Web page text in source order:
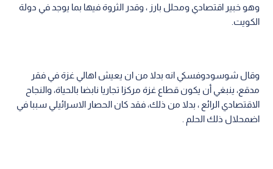
وهو خبير اقتصادي ومحلل بارز ، وقدر الثروة فيها بما يوجد في دولة
الكويت.
وقال شوسودوفسكي انه بدلا من ان يعيش اهالي غزة في فقر
مدقع، ينبغي أن يكون قطاع غزة مركزا تجاريا نابضا بالحياة، والنجاح
الاقتصادي الرائع ، بدلا من ذلك، فقد كان الحصار الاسرائيلي سببا في
اضمحلال ذلك الحلم .